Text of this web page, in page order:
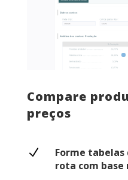
Compare
preços
N
Forme tabelas
rota com base